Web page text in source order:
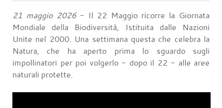
21 maggio 2026- Il 22 Maggio ricorre la Giornata
Mondiale della Biodiversità, Istituita dalle Nazioni
Unite nel 2000. Una settimana questa che celebra la
Natura, che ha aperto prima lo sguardo sugli
impollinatori per poi volgerlo - dopo il 22 - alle aree
naturali protette.